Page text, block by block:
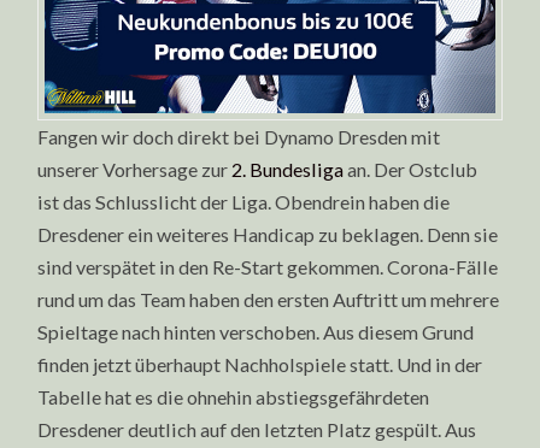
Fangen wir doch direkt bei Dynamo Dresden mit
unserer Vorhersage zur 2. Bundesligaan. Der Ostclub
ist das Schlusslicht der Liga. Obendrein haben die
Dresdener ein weiteres Handicap zu beklagen. Denn sie
sind verspätet in den Re-Start gekommen. Corona-Fälle
rund um das Team haben den ersten Auftritt um mehrere
Spieltage nach hinten verschoben. Aus diesem Grund
finden jetzt überhaupt Nachholspiele statt. Und in der
Tabelle hat es die ohnehin abstiegsgefährdeten
Dresdener deutlich auf den letzten Platz gespült. Aus